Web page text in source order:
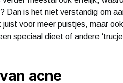
Dan is het niet verstandig om
juist voor meer puistjes, maar
speciaal dieet of andere
acne